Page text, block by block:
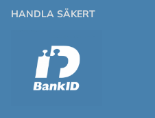
HANDLA SÄKERT